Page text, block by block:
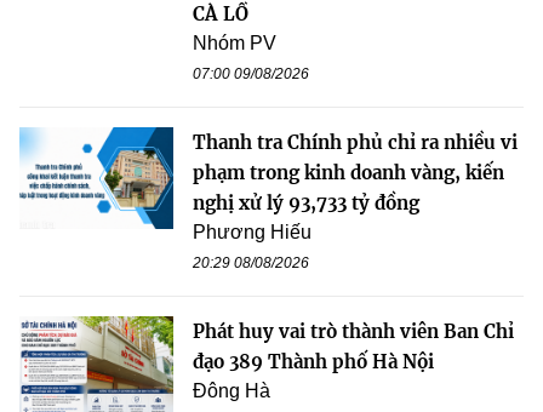
CÀ LỒ
Nhóm PV
07:00 09/08/2026
Thanh tra Chính phủ chỉ ra nhiều vi
phạm trong kinh doanh vàng, kiến
nghị xử lý 93,733 tỷ đồng
Phương Hiếu
20:29 08/08/2026
Phát huy vai trò thành viên Ban Chỉ
đạo 389 Thành phố Hà Nội
Đông Hà